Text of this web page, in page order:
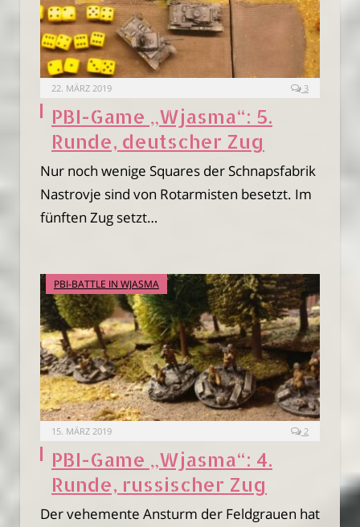
22. MÄRZ 2019 3
PBI-Game „Wjasma“: 5.
Runde, deutscher Zug
Nur noch wenige Squares der Schnapsfabrik
Nastrovje sind von Rotarmisten besetzt. Im
fünften Zug setzt…
PBI-BATTLE IN WJASMA
15. MÄRZ 2019 2
PBI-Game „Wjasma“: 4.
Runde, russischer Zug
Der vehemente Ansturm der Feldgrauen hat